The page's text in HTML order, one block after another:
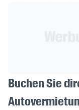
Buchen Sie